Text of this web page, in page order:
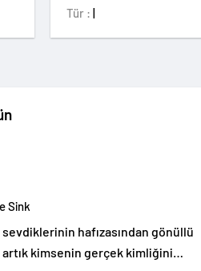
Tür : |
Sadie Sink
hafızasından gönüllü
kimsenin gerçek kimliğini